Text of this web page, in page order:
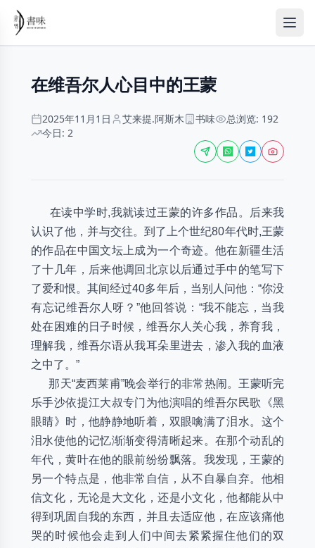
在维吾尔人心目中的王蒙
2025年11月1日 艾来提.阿斯木 书味
总浏览: 192
今日: 2
在读中学时,我就读过王蒙的许多作品。后来我
认识了他，并与交往。到了上个世纪80年代时,王蒙
的作品在中国文坛上成为一个奇迹。他在新疆生活
了十几年，后来他调回北京以后通过手中的笔写下
了爱和恨。其间经过40多年后，当别人问他：“你没
有忘记维吾尔人呀？”他回答说：“我不能忘，当我
处在困难的日子时候，维吾尔人关心我，养育我，
理解我，维吾尔语从我耳朵里进去，渗入我的血液
之中了。”
那天“麦西莱甫”晚会举行的非常热闹。王蒙听完
乐手沙依提江大叔专门为他演唱的维吾尔民歌《黑
眼睛》时，他静静地听着，双眼噙满了泪水。这个
泪水使他的记忆渐渐变得清晰起来。在那个动乱的
年代，黄叶在他的眼前纷纷飘落。我发现，王蒙的
另一个特点是，他非常自信，从不自暴自弃。他相
信文化，无论是大文化，还是小文化，他都能从中
得到巩固自我的东西，并且去适应他，在应该痛他
哭的时候他会走到人们中间去紧紧握住他们的双